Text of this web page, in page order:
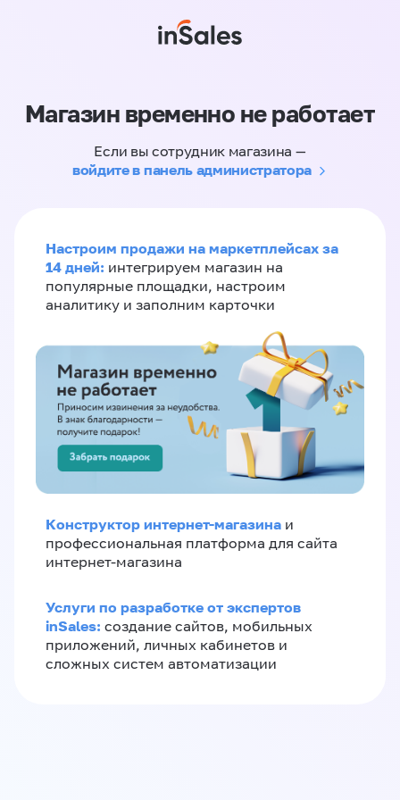
Магазин временно не работает
Если вы сотрудник магазина —
войдите в панель администратора
Настроим продажи на маркетплейсах за
14 дней: интегрируем магазин на
популярные площадки, настроим
аналитику и заполним карточки
Конструктор интернет-магазина и
профессиональная платформа для сайта
интернет-магазина
Услуги по разработке от экспертов
inSales: создание сайтов, мобильных
приложений, личных кабинетов и
сложных систем автоматизации